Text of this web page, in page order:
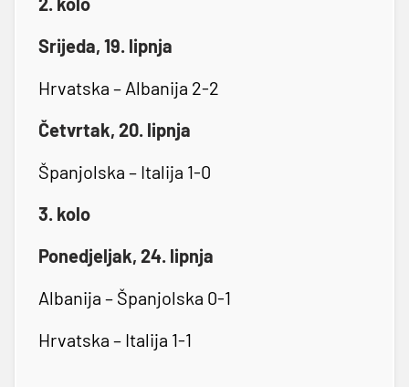
Srijeda, 19. lipnja
Hrvatska – Albanija 2-2
Četvrtak, 20. lipnja
Španjolska – Italija 1-0
3. kolo
Ponedjeljak, 24. lipnja
Albanija – Španjolska 0-1
Hrvatska – Italija 1-1